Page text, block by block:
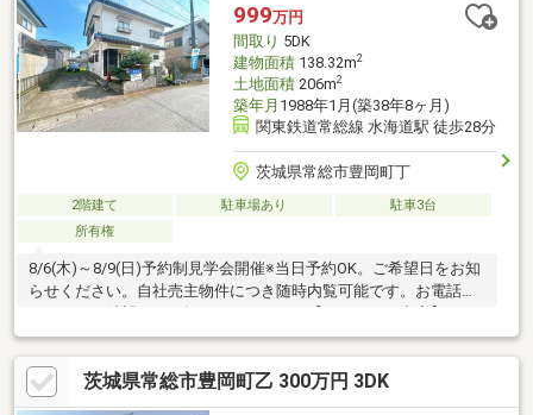
999万円
間取り 5DK
建物面積138.32m2
土地面積206m2
築年月 1988年1月(築38年8ヶ月)
関東鉄道常総線 水海道駅 徒歩28分
茨城県常総市豊岡町丁
2階建て 駐車場あり
駐車3台
所有権
8/6(木)～8/9(日)予約制見学会開催※当日予約OK。ご希望日をお知
らせください。自社売主物件につき随時内覧可能です。お電話か
メールでご希望日をお知らせください。【リフォーム内容】シロ
アリ工防除工事、ハウスクリーニング【おすすめポイント】・本
物件は条件により住宅ローン減税が適用されます。・シロアリ防
除工事施工後5年間保証。・お客様に合わせたローンの組み方や金
融機関をご提案。住宅ローンが初めての方でもお気軽にご相談く
茨城県常総市豊岡町乙 300万円 3DK